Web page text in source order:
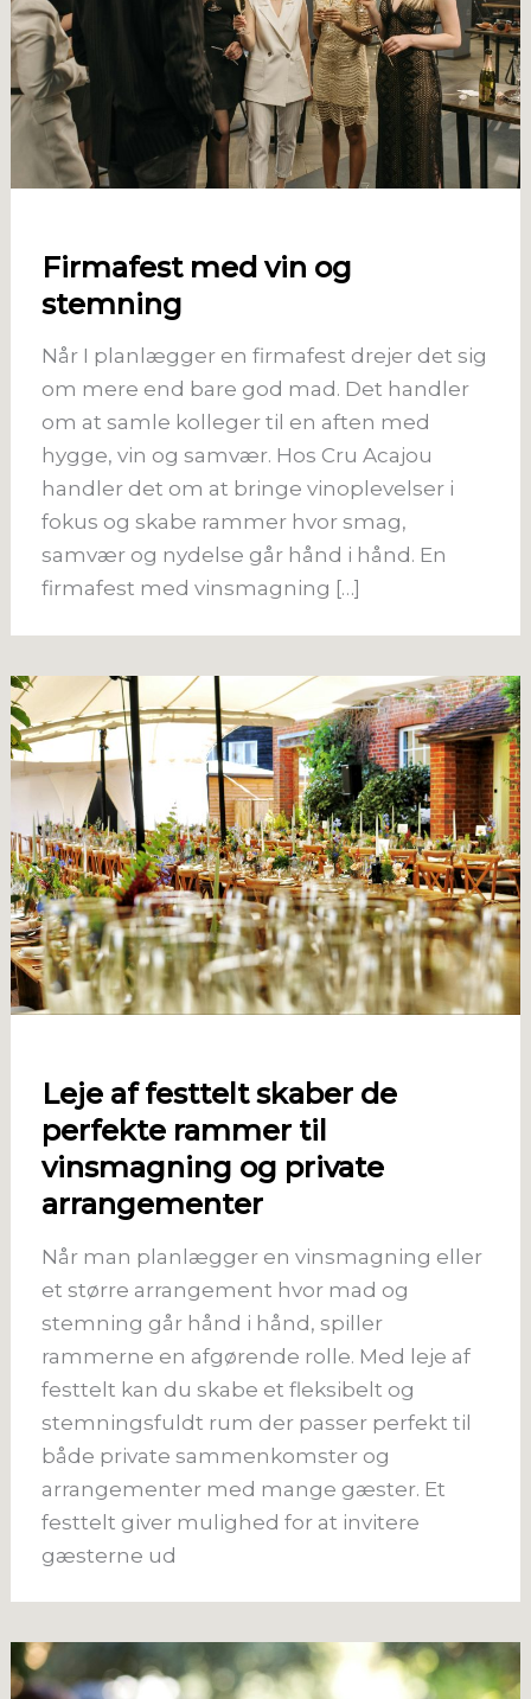
Firmafest med vin og
stemning
Når I planlægger en firmafest drejer det sig
om mere end bare god mad. Det handler
om at samle kolleger til en aften med
hygge, vin og samvær. Hos Cru Acajou
handler det om at bringe vinoplevelser i
fokus og skabe rammer hvor smag,
samvær og nydelse går hånd i hånd. En
firmafest med vinsmagning […]
Leje af festtelt skaber de
perfekte rammer til
vinsmagning og private
arrangementer
Når man planlægger en vinsmagning eller
et større arrangement hvor mad og
stemning går hånd i hånd, spiller
rammerne en afgørende rolle. Med leje af
festtelt kan du skabe et fleksibelt og
stemningsfuldt rum der passer perfekt til
både private sammenkomster og
arrangementer med mange gæster. Et
festtelt giver mulighed for at invitere
gæsterne ud